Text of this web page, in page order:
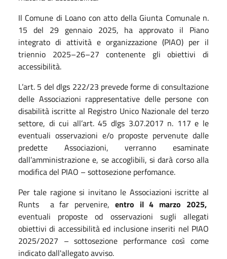
Il Comune di Loano con atto della Giunta Comunale n.
15 del 29 gennaio 2025, ha approvato il Piano
integrato di attività e organizzazione (PIAO) per il
triennio 2025–26–27 contenente gli obiettivi di
accessibilità.
L’art. 5 del dlgs 222/23 prevede forme di consultazione
delle Associazioni rappresentative delle persone con
disabilità iscritte al Registro Unico Nazionale del terzo
settore, di cui all’art. 45 dlgs 3.07.2017 n. 117 e le
eventuali osservazioni e/o proposte pervenute dalle
predette Associazioni, verranno esaminate
dall’amministrazione e, se accoglibili, si darà corso alla
modifica del PIAO – sottosezione perfomance.
Per tale ragione si invitano le Associazioni iscritte al
Runts a far pervenire, entro il 4 marzo 2025,
eventuali proposte od osservazioni sugli allegati
obiettivi di accessibilità ed inclusione inseriti nel PIAO
2025/2027 – sottosezione performance così come
indicato dall'allegato avviso.